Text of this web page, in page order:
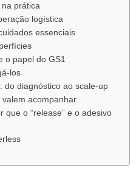
prática
logística
essenciais
o papel do GS1
los
diagnóstico ao scale‑up
valem acompanhar
que o “release” e o adesivo